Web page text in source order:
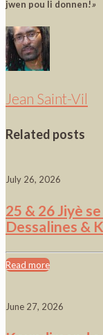
jwen pou li donnen!»
Jean Saint-Vil
Related posts
July 26, 2026
25 & 26 Jiyè
Dessalines &
Read more
June 27, 2026